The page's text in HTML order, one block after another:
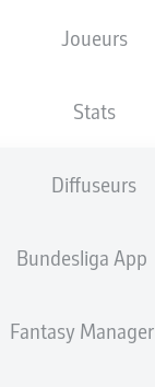
Joueurs
Stats
Diffuseurs
Bundesliga App
Fantasy Manager